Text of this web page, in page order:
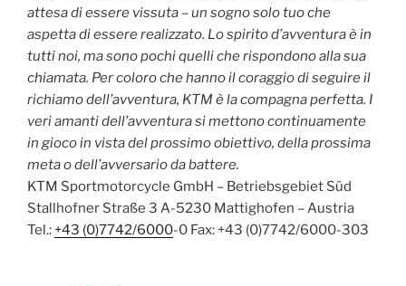
attesa di essere vissuta – un sogno solo tuo che
aspetta di essere realizzato. Lo spirito d’avventura è in
tutti noi, ma sono pochi quelli che rispondono alla sua
chiamata. Per coloro che hanno il coraggio di seguire il
richiamo dell’avventura, KTM è la compagna perfetta. I
veri amanti dell’avventura si mettono continuamente
in gioco in vista del prossimo obiettivo, della prossima
meta o dell’avversario da battere.
KTM Sportmotorcycle GmbH – Betriebsgebiet Süd
Stallhofner Straße 3 A-5230 Mattighofen – Austria
Tel.: +43 (0)7742/6000-0 Fax: +43 (0)7742/6000-303